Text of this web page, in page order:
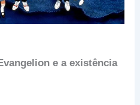
e a existência